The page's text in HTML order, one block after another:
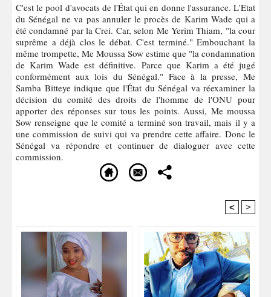
C'est le pool d'avocats de l'État qui en donne l'assurance. L'Etat
du Sénégal ne va pas annuler le procès de Karim Wade qui a
été condamné par la Crei. Car, selon Me Yerim Thiam, "la cour
suprême a déjà clos le débat. C'est terminé." Embouchant la
même trompette, Me Moussa Sow estime que "la condamnation
de Karim Wade est définitive. Parce que Karim a été jugé
conformément aux lois du Sénégal." Face à la presse, Me
Samba Bitteye indique que l'État du Sénégal va réexaminer la
décision du comité des droits de l'homme de l'ONU pour
apporter des réponses sur tous les points. Aussi, Me moussa
Sow renseigne que le comité a terminé son travail, mais il y a
une commission de suivi qui va prendre cette affaire. Donc le
Sénégal va répondre et continuer de dialoguer avec cette
commission.
< >